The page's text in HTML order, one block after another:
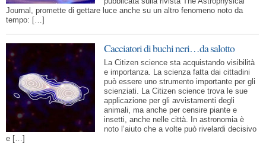
Journal, promette di gettare luce anche su un altro fenomeno noto da
tempo: […]
Cacciatori di buchi neri…da salotto
La Citizen science sta acquistando visibilità
e importanza. La scienza fatta dai cittadini
può essere uno strumento importante per gli
scienziati. La Citizen science trova le sue
applicazione per gli avvistamenti degli
animali, ma anche per censire piante e
insetti, anche nelle città. In astronomia è
noto l’aiuto che a volte può rivelardi decisivo
e […]